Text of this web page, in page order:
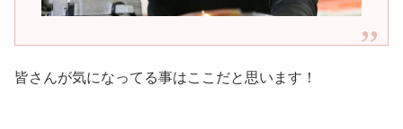
皆さんが気になってる事はここだと思います！